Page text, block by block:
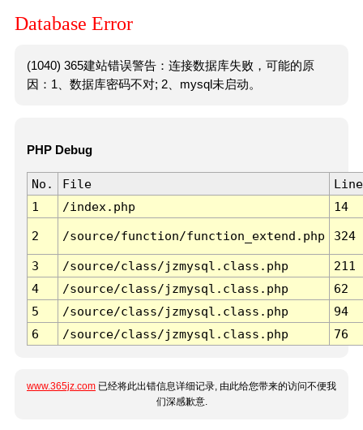
Database Error
(1040) 365建站错误警告：连接数据库失败，可能的原
因：1、数据库密码不对; 2、mysql未启动。
PHP Debug
No. File
Line
1
/index.php 14
2 /source/function/function_extend.php 324
3 /source/class/jzmysql.class.php
211
4
/source/class/jzmysql.class.php
62
5
/source/class/jzmysql.class.php
94
6
/source/class/jzmysql.class.php 76
www.365jz.com 已经将此出错信息详细记录, 由此给您带来的访问不便我
们深感歉意.